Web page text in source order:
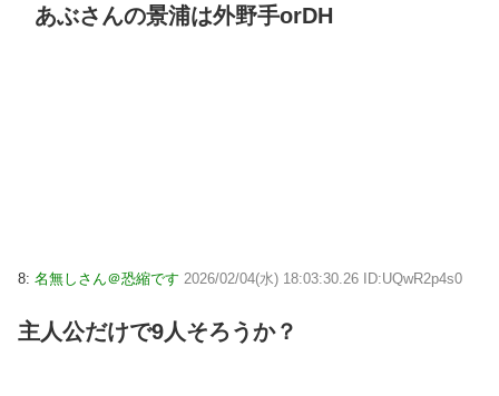
あぶさんの景浦は外野手orDH
8: 名無しさん＠恐縮です 2026/02/04(水) 18:03:30.26 ID:UQwR2p4s0
主人公だけで9人そろうか？